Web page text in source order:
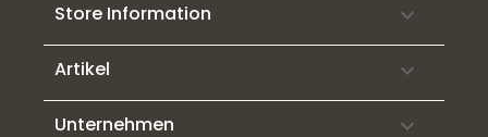
Store Information 
Artikel 
Unternehmen 